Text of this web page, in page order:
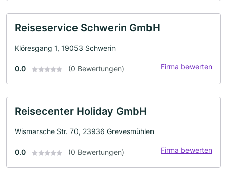
Reiseservice Schwerin GmbH
Klöresgang 1, 19053 Schwerin
0.0 (0 Bewertungen) Firma bewerten
Reisecenter Holiday GmbH
Wismarsche Str. 70, 23936 Grevesmühlen
0.0 (0 Bewertungen) Firma bewerten